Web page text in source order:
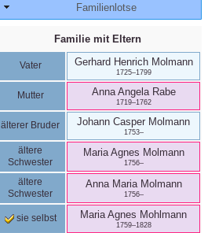
Familienlotse
Familie mit Eltern
Vater Gerhard Henrich Molmann
1725–1799
Mutter Anna Angela Rabe
1719–1762
älterer Bruder Johann Casper Molmann
1753–
ältere
Schwester
Maria Agnes Molmann
1756–
ältere
Schwester
Anna Maria Molmann
1756–
sie selbst Maria Agnes Mohlmann
1759–1828